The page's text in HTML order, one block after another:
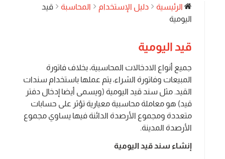
الرئيسية دليل الإستخدام المحاسبة
قيد
اليومية
قيد اليومية
جميع أنواع الادخالات المحاسبية، بخلاف فاتورة
المبيعات وفاتورة الشراء، يتم عملها باستخدام سندات
القيد. مثل سند قيد اليومية (ويسمى أيضا إدخال دفتر
قيد) هو معاملة محاسبية معيارية تؤثر على حسابات
متعددة ومجموع الأرصدة الدائنة فيها يساوي مجموع
الأرصدة المدينة.
إنشاء سند قيد اليومية